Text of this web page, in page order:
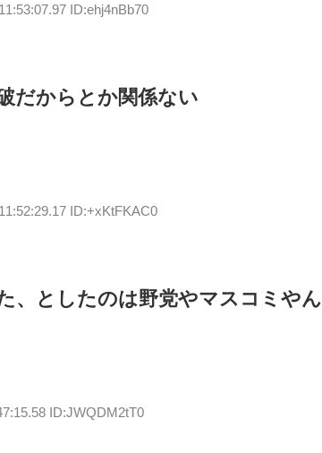
ID:ehj4nBb70
だからとか関係ない
ID:+xKtFKAC0
、としたのは野党やマスコミやん
ID:JWQDM2tT0